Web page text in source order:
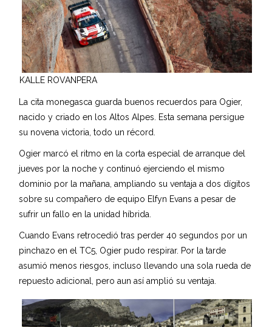
KALLE ROVANPERA
La cita monegasca guarda buenos recuerdos para Ogier,
nacido y criado en los Altos Alpes. Esta semana persigue
su novena victoria, todo un récord.
Ogier marcó el ritmo en la corta especial de arranque del
jueves por la noche y continuó ejerciendo el mismo
dominio por la mañana, ampliando su ventaja a dos dígitos
sobre su compañero de equipo Elfyn Evans a pesar de
sufrir un fallo en la unidad híbrida.
Cuando Evans retrocedió tras perder 40 segundos por un
pinchazo en el TC5, Ogier pudo respirar. Por la tarde
asumió menos riesgos, incluso llevando una sola rueda de
repuesto adicional, pero aun así amplió su ventaja.